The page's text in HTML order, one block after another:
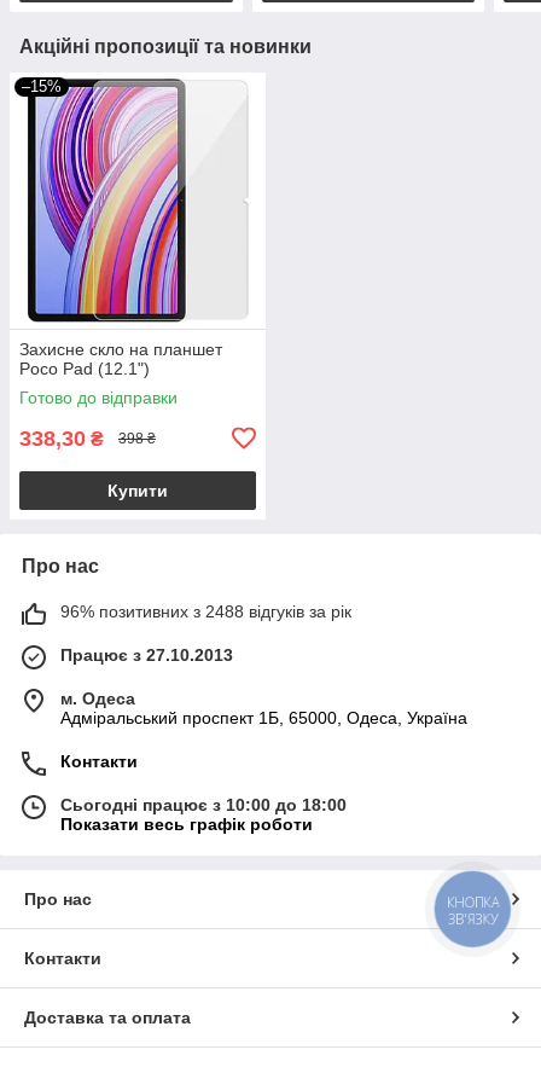
Акційні пропозиції та новинки
–15%
Захисне скло на планшет
Poco Pad (12.1")
Готово до відправки
338,30 ₴ 398 ₴
Купити
Про нас
96% позитивних з 2488 відгуків за рік
Працює з 27.10.2013
м. Одеса
Адміральський проспект 1Б, 65000, Одеса, Україна
Контакти
Сьогодні працює з 10:00 до 18:00
Показати весь графік роботи
Про нас
Контакти
Доставка та оплата
КНОПКА
ЗВ'ЯЗКУ